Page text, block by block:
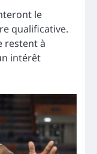
le
qualificative.
restent à
intérêt